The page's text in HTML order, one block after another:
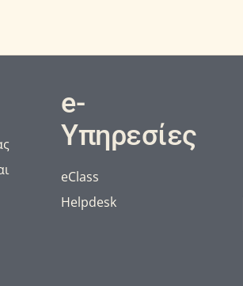
e-
Υπηρεσίες
eClass
Helpdesk